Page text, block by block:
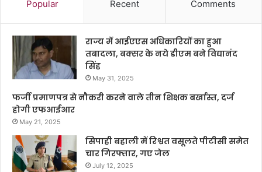
Popular Recent Comments
राज्य में आईएएस अधिकारियों का हुआ
तबादला, बक्सर के नये डीएम बने विद्यानंद
सिंह
May 31, 2025
फर्जी प्रमाणपत्र से नौकरी करने वाले तीन शिक्षक बर्खास्त, दर्ज
होगी एफआईआर
May 21, 2025
सिपाही बहाली में रिश्वत वसूलते पीटीसी समेत
चार गिरफ्तार, गए जेल
July 12, 2025